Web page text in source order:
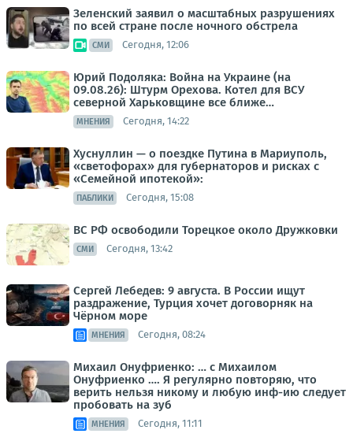
Зеленский заявил о масштабных разрушениях
по всей стране после ночного обстрела
СМИ Сегодня, 12:06
Юрий Подоляка: Война на Украине (на
09.08.26): Штурм Орехова. Котел для ВСУ
северной Харьковщине все ближе…
МНЕНИЯ Сегодня, 14:22
Хуснуллин — о поездке Путина в Мариуполь,
«светофорах» для губернаторов и рисках с
«Семейной ипотекой»:
ПАБЛИКИ Сегодня, 15:08
ВС РФ освободили Торецкое около Дружковки
СМИ Сегодня, 13:42
Сергей Лебедев: 9 августа. В России ищут
раздражение, Турция хочет договорняк на
Чёрном море
МНЕНИЯ Сегодня, 08:24
Михаил Онуфриенко: … с Михаилом
Онуфриенко …. Я регулярно повторяю, что
верить нельзя никому и любую инф-ию следует
пробовать на зуб
МНЕНИЯ Сегодня, 11:11